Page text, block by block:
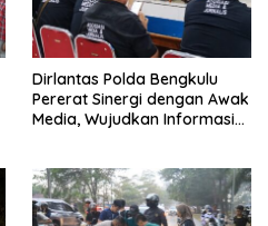
Dirlantas Polda Bengkulu
Pererat Sinergi dengan Awak
Media, Wujudkan Informasi